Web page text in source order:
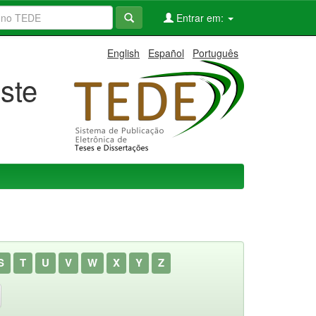
Entrar em:
English Español Português
T U V W X Y Z